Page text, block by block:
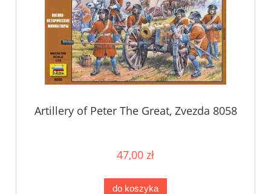
Artillery of Peter The Great, Zvezda 8058
47,00 zł
do koszyka